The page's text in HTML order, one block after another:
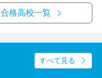
合格高校一覧
すべて見る